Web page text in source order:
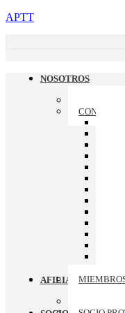
APTT
NOSOTROS
CONSEJO
AFILIACION